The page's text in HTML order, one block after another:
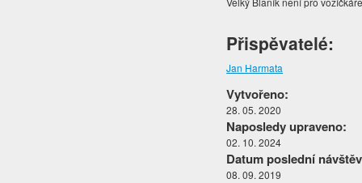
Přispěvatelé:
Jan Harmata
Vytvořeno:
28. 05. 2020
Naposledy upraveno:
02. 10. 2024
Datum poslední
08. 09. 2019